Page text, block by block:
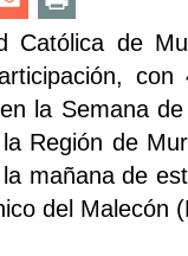
Católica de
con
la Semana
Región de
mañana de
del Malecón